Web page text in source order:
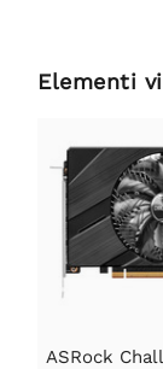
Elementi
ASRock